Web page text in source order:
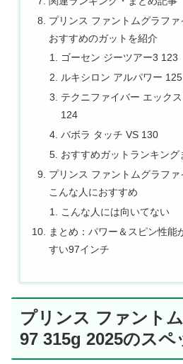
プリンス ファントムグラフ
おすすめのガットを紹介
ゴーセン ジーツアー3 123
ルキシロン アルパワー 125
テクニファイバー エック
124
バボラ タッチ VS 130
おすすめガットランキング
プリンス ファントムグラフ
こんな人におすすめ
こんな人には向いてない
まとめ：パワー＆スピン性能
すい97インチ
プリンス ファント
97 315g 2025のスペ